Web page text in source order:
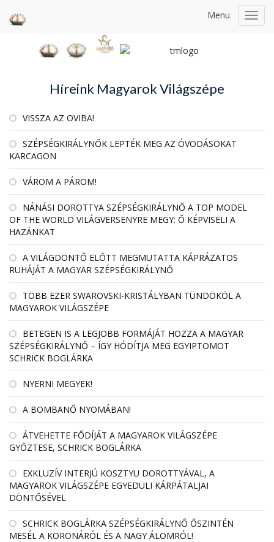
Menu
Híreink Magyarok Világszépe
VISSZA AZ OVIBA!
SZÉPSÉGKIRÁLYNŐK LEPTÉK MEG AZ ÓVODÁSOKAT
KARCAGON
VÁROM A PÁROM!
NÁNÁSI DOROTTYA SZÉPSÉGKIRÁLYNŐ A TOP MODEL
OF THE WORLD VILÁGVERSENYRE MEGY: Ő KÉPVISELI A
HAZÁNKAT
A VILÁGDÖNTŐ ELŐTT MEGMUTATTA KÁPRÁZATOS
RUHÁJÁT A MAGYAR SZÉPSÉGKIRÁLYNŐ
TÖBB EZER SWAROVSKI-KRISTÁLYBAN TÜNDÖKÖL A
MAGYAROK VILÁGSZÉPE
BETEGEN IS A LEGJOBB FORMÁJÁT HOZZA A MAGYAR
SZÉPSÉGKIRÁLYNŐ – ÍGY HÓDÍTJA MEG EGYIPTOMOT
SCHRICK BOGLÁRKA
NYERNI MEGYEK!
A BOMBANŐ NYOMÁBAN!
ÁTVEHETTE FŐDÍJÁT A MAGYAROK VILÁGSZÉPE
GYŐZTESE, SCHRICK BOGLÁRKA
EXKLUZÍV INTERJÚ KOSZTYU DOROTTYÁVAL, A
MAGYAROK VILÁGSZÉPE EGYEDÜLI KÁRPÁTALJAI
DÖNTŐSÉVEL
SCHRICK BOGLÁRKA SZÉPSÉGKIRÁLYNŐ ŐSZINTÉN
MESÉL A KORONÁRÓL ÉS A NAGY ÁLOMRÓL!